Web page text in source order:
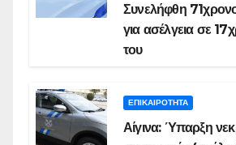
Συνελήφθη
για ασέλγεια σε
του
ΕΠΙΚΑΙΡΟΤΗΤΑ
Αίγινα: Ύπαρξη